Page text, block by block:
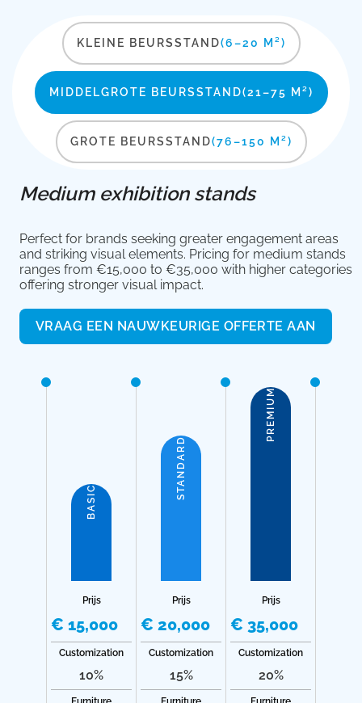
KLEINE BEURSSTAND(6–20 M²)
MIDDELGROTE BEURSSTAND(21–75 M²)
GROTE BEURSSTAND(76–150 M²)
Medium exhibition stands
Perfect for brands seeking greater engagement areas
and striking visual elements. Pricing for medium stands
ranges from €15,000 to €35,000 with higher categories
offering stronger visual impact.
VRAAG EEN NAUWKEURIGE OFFERTE AAN
BASIC
Prijs
€ 15,000
Customization
10%
STANDARD
Prijs
€ 20,000
Customization
15%
PREMIUM
Prijs
€ 35,000
Customization
20%